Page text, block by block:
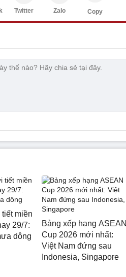
Twitter Zalo Copy
miền
29/7:
dông
Bảng xếp hạng ASEAN
Cup 2026 mới nhất:
Việt Nam đứng sau
Indonesia, Singapore